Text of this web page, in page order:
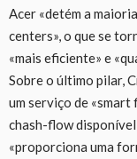
Acer «detém a
centers», o que se
«mais eficiente» e
Sobre o último pilar,
um serviço de «smart
chash-flow
«proporciona uma